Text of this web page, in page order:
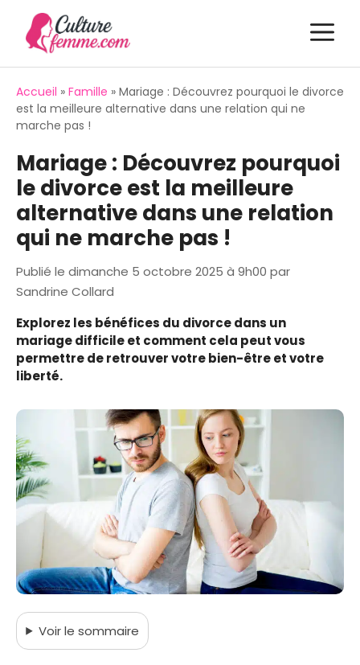
contenu
Accueil » Famille » Mariage : Découvrez pourquoi le divorce
est la meilleure alternative dans une relation qui ne
marche pas !
Mariage : Découvrez pourquoi
le divorce est la meilleure
alternative dans une relation
qui ne marche pas !
Publié le dimanche 5 octobre 2025 à 9h00 par
Sandrine Collard
Explorez les bénéfices du divorce dans un
mariage difficile et comment cela peut vous
permettre de retrouver votre bien-être et votre
liberté.
Voirle sommaire